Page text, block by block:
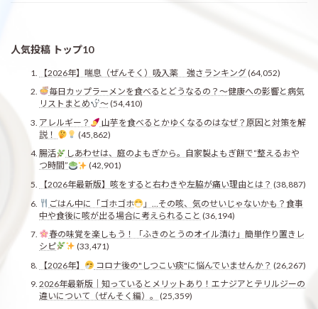
人気投稿 トップ10
【2026年】喘息（ぜんそく）吸入薬 強さランキング(64,052)
毎日カップラーメンを食べるとどうなるの？〜健康への影響と病気
リストまとめ
〜(54,410)
アレルギー？
山芋を食べるとかゆくなるのはなぜ？原因と対策を解
説！
(45,862)
腸活
しあわせは、庭のよもぎから。自家製よもぎ餅で“整えるおや
つ時間”
(42,901)
【2026年最新版】咳をすると右わきや左脇が痛い理由とは？ (38,887)
ごはん中に「ゴホゴホ
」…その咳、気のせいじゃないかも？食事
中や食後に咳が出る場合に考えられること (36,194)
春の味覚を楽しもう！「ふきのとうのオイル漬け」簡単作り置きレ
シピ
(33,471)
【2026年】
コロナ後の"しつこい痰"に悩んでいませんか？ (26,267)
2026年最新版｜知っているとメリットあり！エナジアとテリルジーの
違いについて（ぜんそく編）。
(25,359)